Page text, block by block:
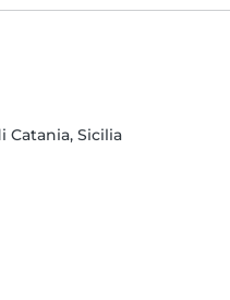
Catania, Sicilia